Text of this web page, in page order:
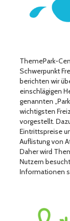
ThemePark-
Schwerpunkt
berichten wir
einschlägigen
genannten
wichtigsten
vorgestellt.
Eintrittspreise
Auflistung von
Daher wird
Nutzern
Informationen